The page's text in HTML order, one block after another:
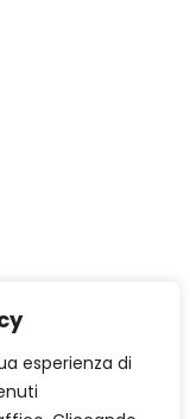
esperienza di